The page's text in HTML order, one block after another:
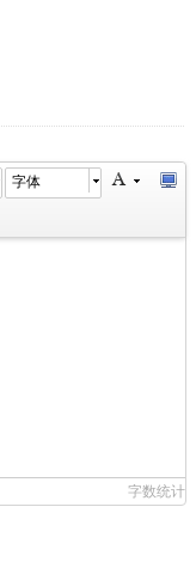
字体
字数统计